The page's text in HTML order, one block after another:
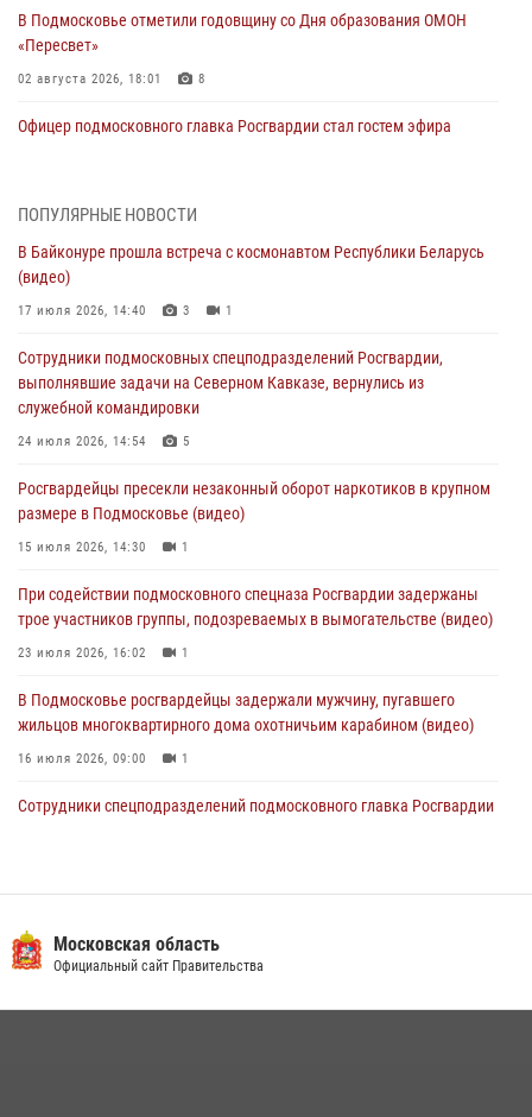
В Подмосковье отметили годовщину со Дня образования ОМОН
«Пересвет»
02 августа 2026, 18:01 8
Офицер подмосковного главка Росгвардии стал гостем эфира
крупную сумму в Подмосковье
31 июля 2026, 13:00
действиях в Подмосковье (видео)
31 июля 2026, 09:00
В Главном управлении Росгвардии по Московской области
образования региональной общественной организации ветеранов
войск правопорядка (видео)
30 июля 2026, 13:00 5
Росгвардейцы задержали нетрезвую автоледи в Подмосковье
30 июля 2026, 08:00 1
ПОПУЛЯРНЫЕ НОВОСТИ
В Байконуре прошла встреча с космонавтом Республики Беларусь
(видео)
17 июля 2026, 14:40 3 1
Сотрудники подмосковных спецподразделений Росгвардии,
выполнявшие задачи на Северном Кавказе, вернулись из
служебной командировки
24 июля 2026, 14:54 5
Росгвардейцы пресекли незаконный оборот наркотиков в крупном
размере в Подмосковье (видео)
15 июля 2026, 14:30 1
При содействии подмосковного спецназа Росгвардии задержаны
трое участников группы, подозреваемых в вымогательстве (видео)
23 июля 2026, 16:02 1
В Подмосковье росгвардейцы задержали мужчину, пугавшего
жильцов многоквартирного дома охотничьим карабином (видео)
16 июля 2026, 09:00 1
Сотрудники спецподразделений подмосковного главка Росгвардии
федеральном розыске (видео)
22 июля 2026, 14:15 1
Московская область
Официальный сайт Правительства